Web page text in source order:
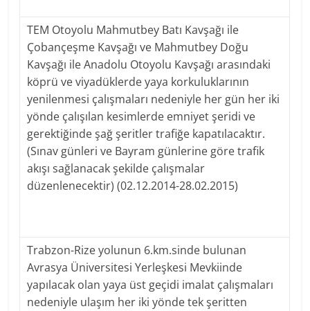
TEM Otoyolu Mahmutbey Batı Kavşağı ile
Çobançeşme Kavşağı ve Mahmutbey Doğu
Kavşağı ile Anadolu Otoyolu Kavşağı arasındaki
köprü ve viyadüklerde yaya korkuluklarının
yenilenmesi çalışmaları nedeniyle her gün her iki
yönde çalışılan kesimlerde emniyet şeridi ve
gerektiğinde şağ şeritler trafiğe kapatılacaktır.
(Sınav günleri ve Bayram günlerine göre trafik
akışı sağlanacak şekilde çalışmalar
düzenlenecektir) (02.12.2014-28.02.2015)
Trabzon-Rize yolunun 6.km.sinde bulunan
Avrasya Üniversitesi Yerleşkesi Mevkiinde
yapılacak olan yaya üst geçidi imalat çalışmaları
nedeniyle ulaşım her iki yönde tek şeritten